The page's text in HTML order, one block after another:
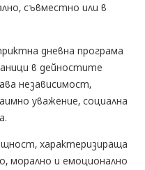
съвместно или в
дневна програма
в дейностите
независимост,
уважение, социална
характеризираща
морално и емоционално